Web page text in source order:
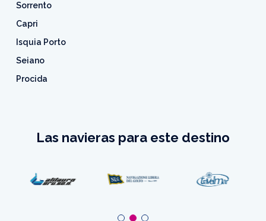
Sorrento
Capri
Isquia Porto
Seiano
Procida
Las navieras para este destino